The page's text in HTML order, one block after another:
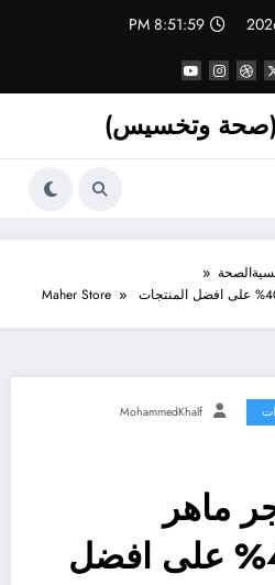
8:52:01 PM
(صحة وتخسيس)
الصحة
MohammedKhalf
ماهر
تخفيضات 40% على افضل